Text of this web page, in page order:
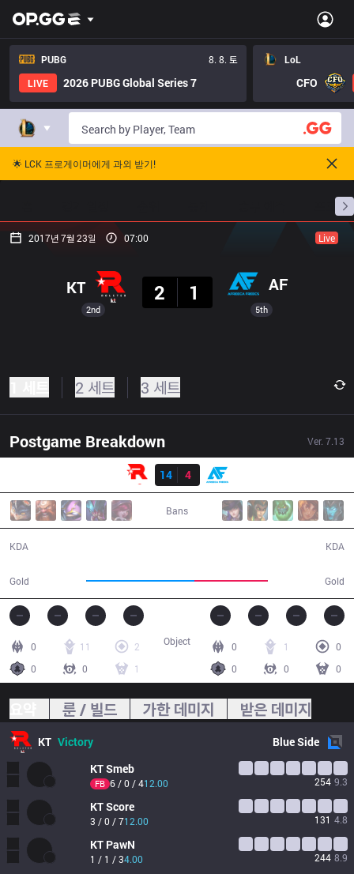
PUBG
8. 8. 토
LIVE
2026 PUBG Global Series 7
LoL
CFO
🌟 LCK 프로게이머에게 과외 받기!
프로빌
2017년 7월 23일 07:00 Live
2nd
KT
2
1 AF
5th
2 세트 3 세트
Postgame Breakdown Ver. 7.13
14
4
Bans
KDA
Gold Gold
KDA
0 11
2
0
0 1
0 1
0
0
0 0
Object
룬 / 빌드 가한 데미지 받은 데미지
KT Victory BlueSide
KTSmeb
FB 6 / 0 / 412.00 254 9.3
KTScore
3 / 0 / 712.00 131 4.8
KT PawN
1 / 1 / 34.00 244 8.9